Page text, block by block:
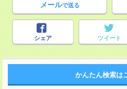
メールで送る
シェア ツイート
かんたん検索は